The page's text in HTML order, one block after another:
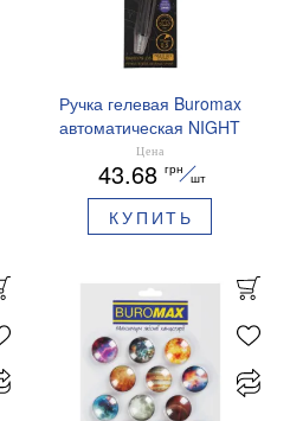
Ручка гелевая Buromax
автоматическая NIGHT
SKY ZODIAC 0.5 мм
ароматизированный грипп
синие чернила BM.8379-
01
Цена
43.68 грн
шт
КУПИТЬ